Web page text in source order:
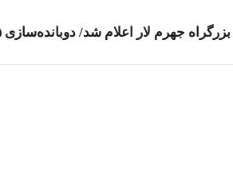
۱۱.۵ کیلومتر دیگر از مسیر ارتباطی جنوب کشور پایان یافت/ رضایی‌کوچی: این محور جاده‌ای از فردا زیر بار ترافیک می‌رود